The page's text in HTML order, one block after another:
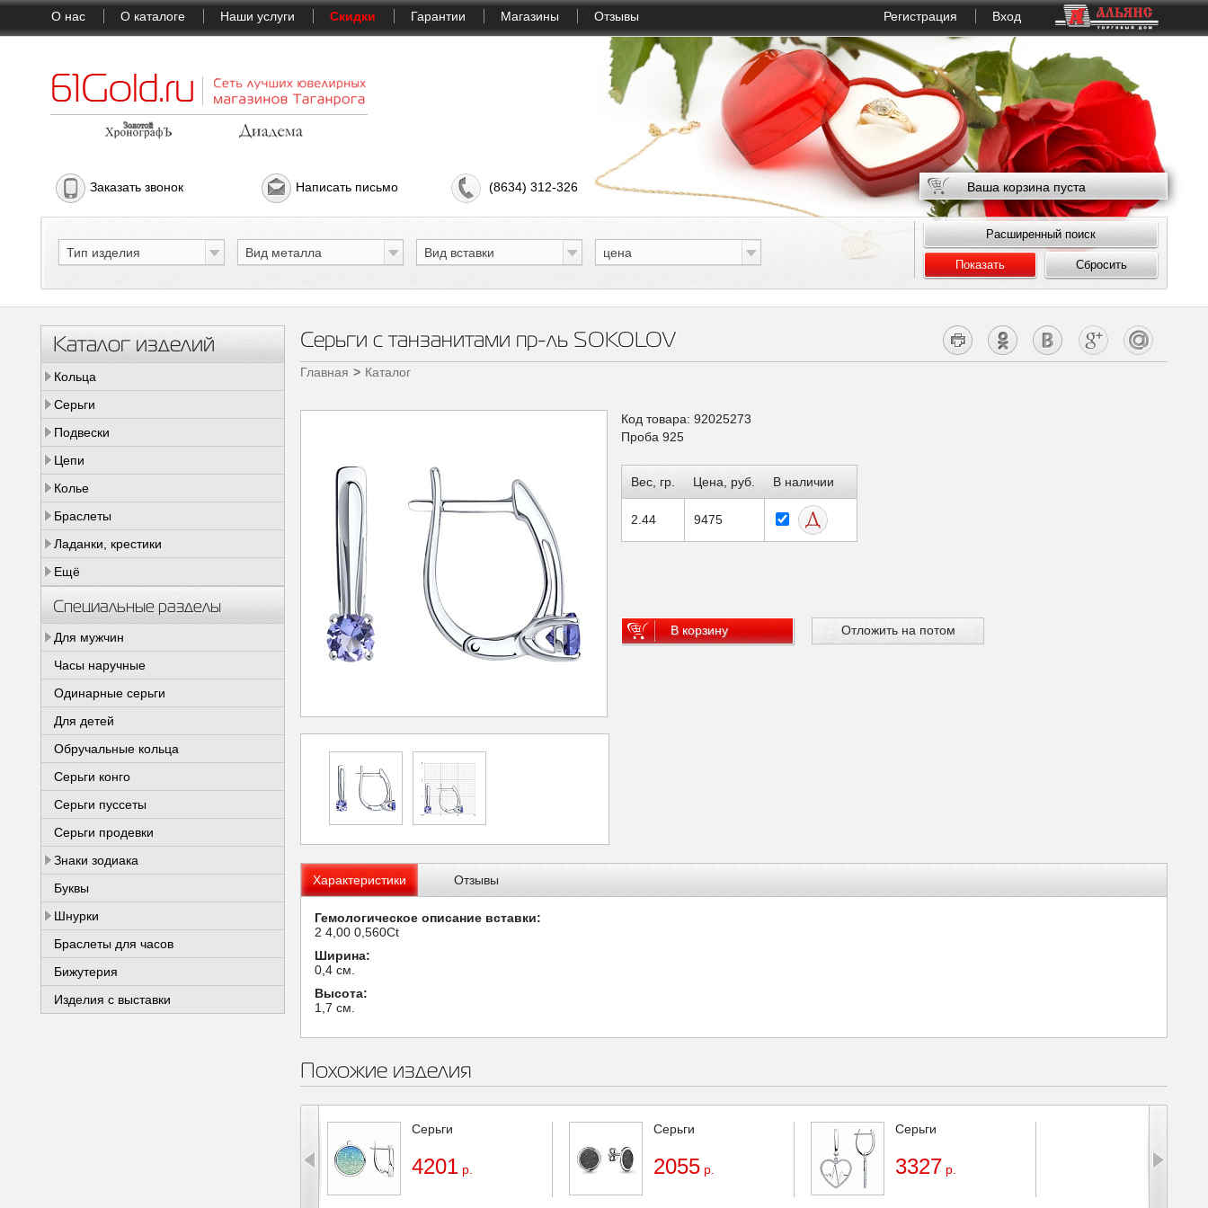
О нас О каталоге Наши услуги Скидки Гарантии Магазины Отзывы Регистрация Вход
Заказать звонок Написать письмо (8634) 312-326 Ваша корзина пуста
Тип изделия Вид металла Вид вставки цена
Расширенный поиск
Показать Сбросить
Каталог изделий
Кольца
Серьги
Подвески
Цепи
Колье
Браслеты
Ладанки, крестики
Ещё
Специальные разделы
Для мужчин
Часы наручные
Одинарные серьги
Для детей
Обручальные кольца
Серьги конго
Серьги пуссеты
Серьги продевки
Знаки зодиака
Буквы
Шнурки
Браслеты для часов
Бижутерия
Изделия с выставки
Серьги с танзанитами пр-ль SOKOLOV
Главная Каталог
Код товара: 92025273
Проба 925
Вес, гр. Цена, руб. В наличии
2.44 9475
В корзину Отложить на потом
Характеристики Отзывы
Гемологическое описание вставки:
2 4,00 0,560Ct
Ширина:
0,4 см.
Высота:
1,7 см.
Похожие изделия
Серьги
4201 р.
Серьги
2055 р.
Серьги
3327 р.